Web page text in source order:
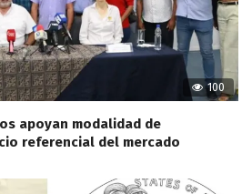
100
apoyan modalidad de
referencial del mercado